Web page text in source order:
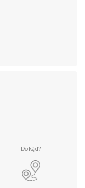
Dokąd?